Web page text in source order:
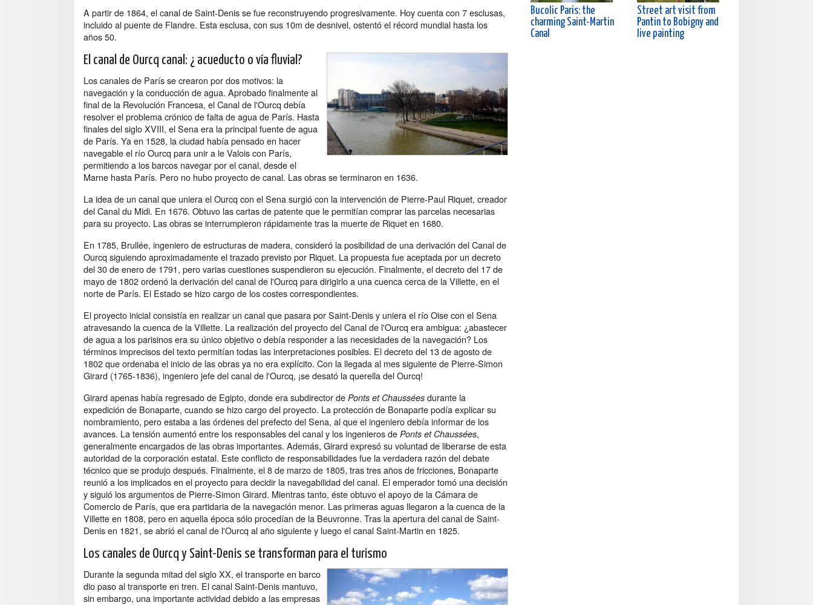
A partir de 1864, el canal de Saint-Denis se fue reconstruyendo progresivamente. Hoy cuenta con 7 esclusas,
incluido al puente de Flandre. Esta esclusa, con sus 10m de desnivel, ostentó el récord mundial hasta los
años 50.
El canal de Ourcq canal: ¿ acueducto o vía fluvial?
Los canales de París se crearon por dos motivos: la
navegación y la conducción de agua. Aprobado finalmente al
final de la Revolución Francesa, el Canal de l'Ourcq debía
resolver el problema crónico de falta de agua de París. Hasta
finales del siglo XVIII, el Sena era la principal fuente de agua
de París. Ya en 1528, la ciudad había pensado en hacer
navegable el río Ourcq para unir a le Valois con París,
permitiendo a los barcos navegar por el canal, desde el
Marne hasta París. Pero no hubo proyecto de canal. Las obras se terminaron en 1636.
La idea de un canal que uniera el Ourcq con el Sena surgió con la intervención de Pierre-Paul Riquet, creador
del Canal du Midi. En 1676. Obtuvo las cartas de patente que le permitían comprar las parcelas necesarias
para su proyecto. Las obras se interrumpieron rápidamente tras la muerte de Riquet en 1680.
En 1785, Brullée, ingeniero de estructuras de madera, consideró la posibilidad de una derivación del Canal de
Ourcq siguiendo aproximadamente el trazado previsto por Riquet. La propuesta fue aceptada por un decreto
del 30 de enero de 1791, pero varias cuestiones suspendieron su ejecución. Finalmente, el decreto del 17 de
mayo de 1802 ordenó la derivación del canal de l'Ourcq para dirigirlo a una cuenca cerca de la Villette, en el
norte de París. El Estado se hizo cargo de los costes correspondientes.
El proyecto inicial consistía en realizar un canal que pasara por Saint-Denis y uniera el río Oise con el Sena
atravesando la cuenca de la Villette. La realización del proyecto del Canal de l'Ourcq era ambigua: ¿abastecer
de agua a los parisinos era su único objetivo o debía responder a las necesidades de la navegación? Los
términos imprecisos del texto permitían todas las interpretaciones posibles. El decreto del 13 de agosto de
1802 que ordenaba el inicio de las obras ya no era explícito. Con la llegada al mes siguiente de Pierre-Simon
Girard (1765-1836), ingeniero jefe del canal de l'Ourcq, ¡se desató la querella del Ourcq!
Girard apenas había regresado de Egipto, donde era subdirector de Ponts et Chaussées durante la
expedición de Bonaparte, cuando se hizo cargo del proyecto. La protección de Bonaparte podía explicar su
nombramiento, pero estaba a las órdenes del prefecto del Sena, al que el ingeniero debía informar de los
avances. La tensión aumentó entre los responsables del canal y los ingenieros de Ponts et Chaussées,
generalmente encargados de las obras importantes. Además, Girard expresó su voluntad de liberarse de esta
autoridad de la corporación estatal. Este conflicto de responsabilidades fue la verdadera razón del debate
técnico que se produjo después. Finalmente, el 8 de marzo de 1805, tras tres años de fricciones, Bonaparte
reunió a los implicados en el proyecto para decidir la navegabilidad del canal. El emperador tomó una decisión
y siguió los argumentos de Pierre-Simon Girard. Mientras tanto, éste obtuvo el apoyo de la Cámara de
Comercio de París, que era partidaria de la navegación menor. Las primeras aguas llegaron a la cuenca de la
Villette en 1808, pero en aquella época sólo procedían de la Beuvronne. Tras la apertura del canal de Saint-
Denis en 1821, se abrió el canal de l'Ourcq al año siguiente y luego el canal Saint-Martin en 1825.
Los canales de Ourcq y Saint-Denis se transforman para el turismo
Durante la segunda mitad del siglo XX, el transporte en barco
dio paso al transporte en tren. El canal Saint-Denis mantuvo,
sin embargo, una importante actividad debido a las empresas
Bucolic Paris: the
charming Saint-Martin
Canal
Street art visit from
Pantin to Bobigny and
live painting